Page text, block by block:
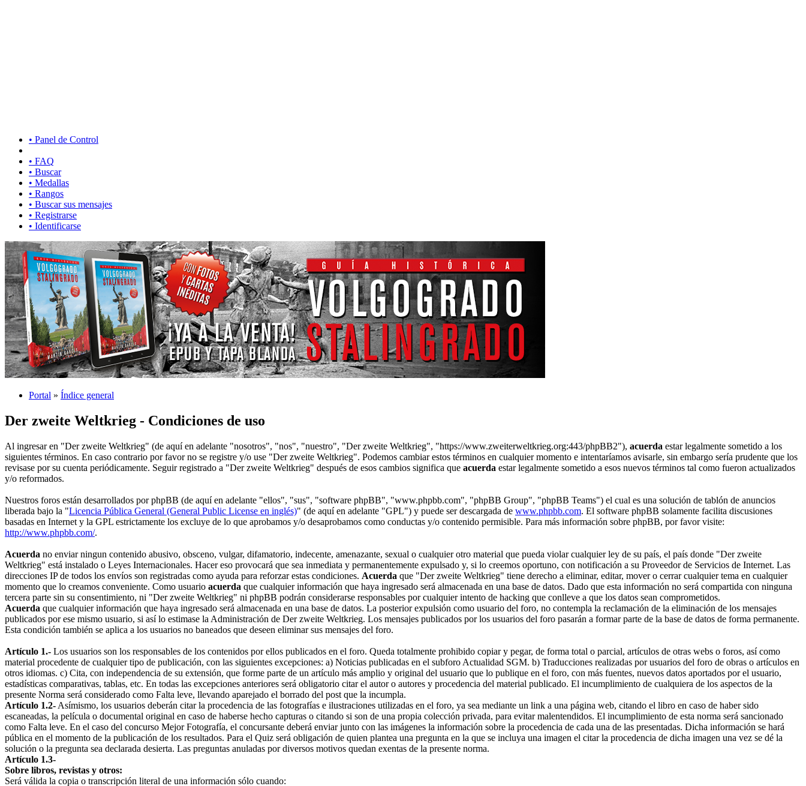
• Panel de Control
• FAQ
• Buscar
• Medallas
• Rangos
• Buscar sus mensajes
• Registrarse
• Identificarse
Portal » Índice general
Der zweite Weltkrieg - Condiciones de uso
Al ingresar en "Der zweite Weltkrieg" (de aquí en adelante "nosotros", "nos", "nuestro", "Der zweite Weltkrieg", "https://www.zweiterweltkrieg.org:443/phpBB2"), acuerda estar legalmente sometido a los
siguientes términos. En caso contrario por favor no se registre y/o use "Der zweite Weltkrieg". Podemos cambiar estos términos en cualquier momento e intentaríamos avisarle, sin embargo sería prudente que los
revisase por su cuenta periódicamente. Seguir registrado a "Der zweite Weltkrieg" después de esos cambios significa que acuerda estar legalmente sometido a esos nuevos términos tal como fueron actualizados
y/o reformados.
Nuestros foros están desarrollados por phpBB (de aquí en adelante "ellos", "sus", "software phpBB", "www.phpbb.com", "phpBB Group", "phpBB Teams") el cual es una solución de tablón de anuncios
liberada bajo la "Licencia Pública General (General Public License en inglés)" (de aquí en adelante "GPL") y puede ser descargada de www.phpbb.com. El software phpBB solamente facilita discusiones
basadas en Internet y la GPL estrictamente los excluye de lo que aprobamos y/o desaprobamos como conductas y/o contenido permisible. Para más información sobre phpBB, por favor visite:
http://www.phpbb.com/.
Acuerda no enviar ningun contenido abusivo, obsceno, vulgar, difamatorio, indecente, amenazante, sexual o cualquier otro material que pueda violar cualquier ley de su país, el país donde "Der zweite
Weltkrieg" está instalado o Leyes Internacionales. Hacer eso provocará que sea inmediata y permanentemente expulsado y, si lo creemos oportuno, con notificación a su Proveedor de Servicios de Internet. Las
direcciones IP de todos los envíos son registradas como ayuda para reforzar estas condiciones. Acuerda que "Der zweite Weltkrieg" tiene derecho a eliminar, editar, mover o cerrar cualquier tema en cualquier
momento que lo creamos conveniente. Como usuario acuerda que cualquier información que haya ingresado será almacenada en una base de datos. Dado que esta información no será compartida con ninguna
tercera parte sin su consentimiento, ni "Der zweite Weltkrieg" ni phpBB podrán considerarse responsables por cualquier intento de hacking que conlleve a que los datos sean comprometidos.
Acuerda que cualquier información que haya ingresado será almacenada en una base de datos. La posterior expulsión como usuario del foro, no contempla la reclamación de la eliminación de los mensajes
publicados por ese mismo usuario, si así lo estimase la Administración de Der zweite Weltkrieg. Los mensajes publicados por los usuarios del foro pasarán a formar parte de la base de datos de forma permanente.
Esta condición también se aplica a los usuarios no baneados que deseen eliminar sus mensajes del foro.
Artículo 1.- Los usuarios son los responsables de los contenidos por ellos publicados en el foro. Queda totalmente prohibido copiar y pegar, de forma total o parcial, artículos de otras webs o foros, así como
material procedente de cualquier tipo de publicación, con las siguientes excepciones: a) Noticias publicadas en el subforo Actualidad SGM. b) Traducciones realizadas por usuarios del foro de obras o artículos en
otros idiomas. c) Cita, con independencia de su extensión, que forme parte de un artículo más amplio y original del usuario que lo publique en el foro, con más fuentes, nuevos datos aportados por el usuario,
estadísticas comparativas, tablas, etc. En todas las excepciones anteriores será obligatorio citar el autor o autores y procedencia del material publicado. El incumplimiento de cualquiera de los aspectos de la
presente Norma será considerado como Falta leve, llevando aparejado el borrado del post que la incumpla.
Artículo 1.2- Asímismo, los usuarios deberán citar la procedencia de las fotografías e ilustraciones utilizadas en el foro, ya sea mediante un link a una página web, citando el libro en caso de haber sido
escaneadas, la película o documental original en caso de haberse hecho capturas o citando si son de una propia colección privada, para evitar malentendidos. El incumplimiento de esta norma será sancionado
como Falta leve. En el caso del concurso Mejor Fotografía, el concursante deberá enviar junto con las imágenes la información sobre la procedencia de cada una de las presentadas. Dicha información se hará
pública en el momento de la publicación de los resultados. Para el Quiz será obligación de quien plantea una pregunta en la que se incluya una imagen el citar la procedencia de dicha imagen una vez se dé la
solución o la pregunta sea declarada desierta. Las preguntas anuladas por diversos motivos quedan exentas de la presente norma.
Artículo 1.3-
Sobre libros, revistas y otros:
Será válida la copia o transcripción literal de una información sólo cuando: